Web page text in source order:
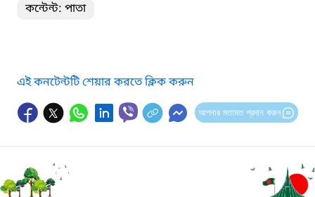
কন্টেন্ট: পাতা
এই কনটেন্টটি শেয়ার করতে ক্লিক করুন
আপনার মতামত প্রদান করুন